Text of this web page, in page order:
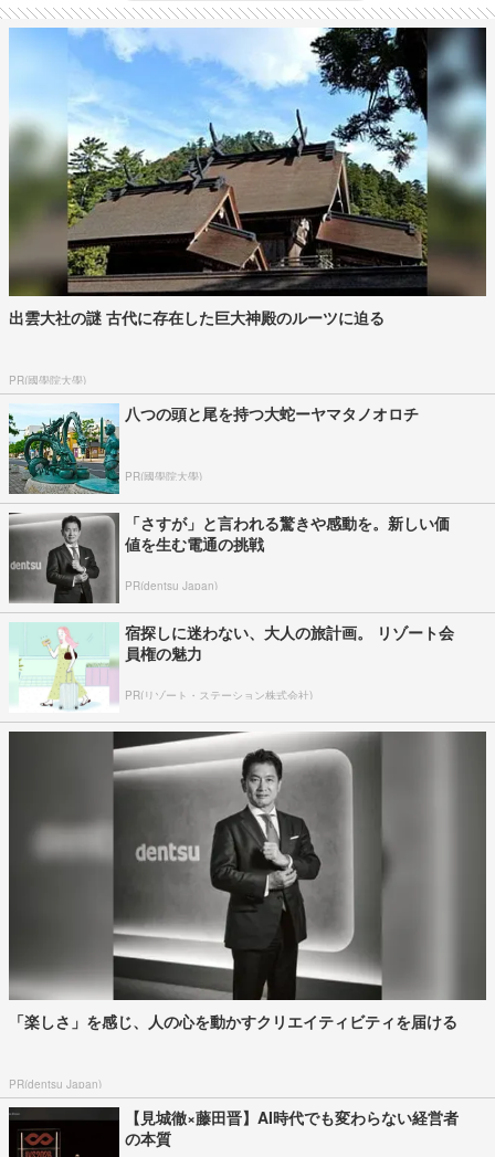
出雲大社の謎 古代に存在した巨大神殿のルーツに迫る
PR(國學院大學)
八つの頭と尾を持つ大蛇ーヤマタノオロチ
PR(國學院大學)
「さすが」と言われる驚きや感動を。新しい価
値を生む電通の挑戦
PR(dentsu Japan)
宿探しに迷わない、大人の旅計画。 リゾート会
員権の魅力
PR(リゾート・ステーション株式会社)
「楽しさ」を感じ、人の心を動かすクリエイティビティを届ける
PR(dentsu Japan)
【見城徹×藤田晋】AI時代でも変わらない経営者
の本質